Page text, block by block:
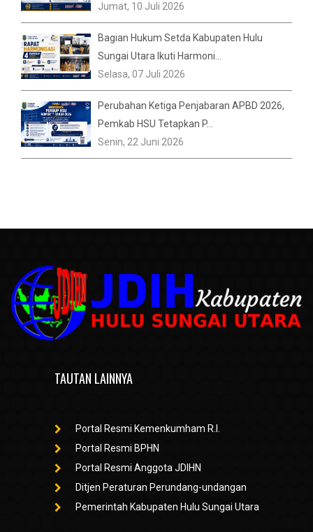
Jumat, 10 Juli 2026
Bagian Hukum Setda Kabupaten Hulu
Sungai Utara Ikuti Harmoni...
Selasa, 07 Juli 2026
Perubahan Ketiga Penjabaran APBD 2026,
Pemkab HSU Tetapkan P...
Senin, 22 Juni 2026
TAUTAN LAINNYA
Portal Resmi Kemenkumham R.I.
Portal Resmi BPHN
Portal Resmi Anggota JDIHN
Ditjen Peraturan Perundang-undangan
Pemerintah Kabupaten Hulu Sungai Utara